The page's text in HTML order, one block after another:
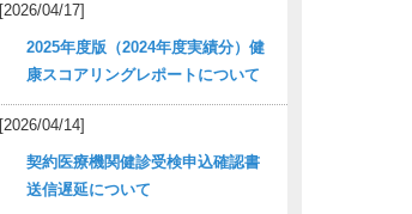
[2026/04/17]
2025年度版（2024年度実績分）健
康スコアリングレポートについて
[2026/04/14]
契約医療機関健診受検申込確認書
送信遅延について